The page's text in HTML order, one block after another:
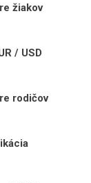
žiakov
/ USD
rodičov